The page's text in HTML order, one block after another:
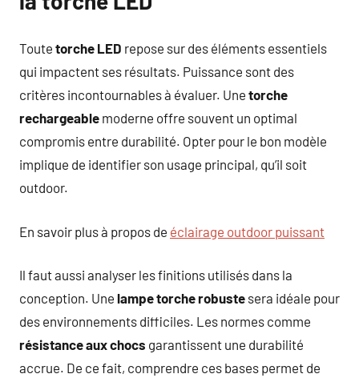
Toute torche LED repose sur des éléments essentiels
qui impactent ses résultats. Puissance sont des
critères incontournables à évaluer. Une torche
rechargeable moderne offre souvent un optimal
compromis entre durabilité. Opter pour le bon modèle
implique de identifier son usage principal, qu’il soit
outdoor.
En savoir plus à propos de éclairage outdoor puissant
Il faut aussi analyser les finitions utilisés dans la
conception. Une lampe torche robuste sera idéale pour
des environnements difficiles. Les normes comme
résistance aux chocs garantissent une durabilité
accrue. De ce fait, comprendre ces bases permet de